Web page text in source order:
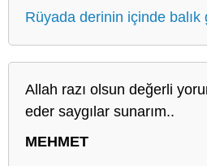
Rüyada derinin içinde balık
Allah razı olsun değerli
eder saygılar sunarım..
MEHMET